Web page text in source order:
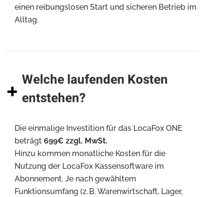
einen reibungslosen Start und sicheren Betrieb im
Alltag.
Welche laufenden Kosten
entstehen?
Die einmalige Investition für das LocaFox ONE
beträgt 699€ zzgl. MwSt.
Hinzu kommen monatliche Kosten für die
Nutzung der LocaFox Kassensoftware im
Abonnement. Je nach gewähltem
Funktionsumfang (z. B. Warenwirtschaft, Lager,